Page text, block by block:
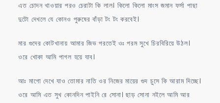
এত চোদন খাওয়ার পরও চেরাটা কি লাল। কিলো কিলো মাংস জমান ফর্সা পাছা
দুটো দেখলে যে কোনও পুরুষের বাঁড়া টং টং করবেই।
মার গুদের কোটখানায় আমার জিভ পরতেই ওঃ পরম সুখে চিরবিরিয়ে উঠল।
ওরে খোকা আমি পাগল হয়ে যাব।
আঃ মাগো দেখে যাও তোমার নাতি ওর নিজের মায়ের গুদ চুসে কি আরাম দিচ্ছে।
ওরে আমি এত সুখ কোনদিন পাইনি রে সোনা। ছাড় সোনা নইলে আমি আর